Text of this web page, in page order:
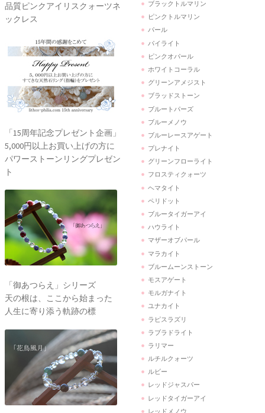
品質ピンクアイリスクォーツネ
ックレス
「15周年記念プレゼント企画」
5,000円以上お買い上げの方に
パワーストーンリングプレゼン
ト
「御あつらえ」シリーズ
天の根は、ここから始まった
人生に寄り添う軌跡の標
ブラックトルマリン
ピンクトルマリン
パール
パイライト
ピンクオパール
ホワイトコーラル
グリーンアメジスト
ブラッドストーン
ブルートパーズ
ブルーメノウ
ブルーレースアゲート
プレナイト
グリーンフローライト
フロスティクォーツ
ヘマタイト
ペリドット
ブルータイガーアイ
ハウライト
マザーオブパール
マラカイト
ブルームーンストーン
モスアゲート
モルガナイト
ユナカイト
ラピスラズリ
ラブラドライト
ラリマー
ルチルクォーツ
ルビー
レッドジャスパー
レッドタイガーアイ
レッドメノウ